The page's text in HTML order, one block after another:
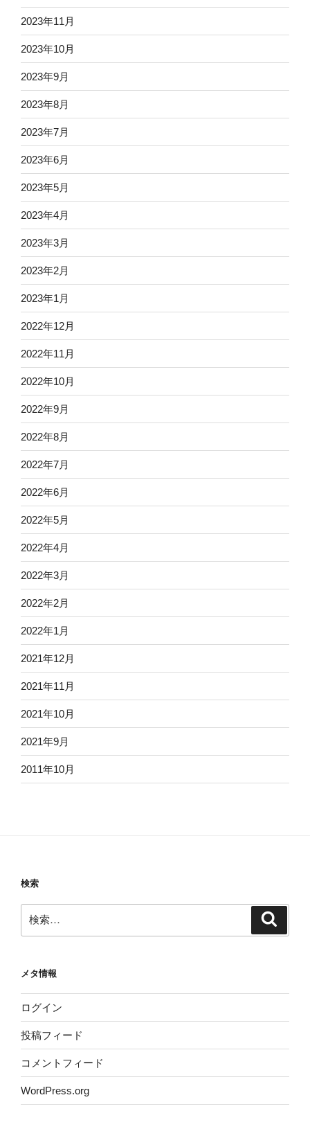
2023年11月
2023年10月
2023年9月
2023年8月
2023年7月
2023年6月
2023年5月
2023年4月
2023年3月
2023年2月
2023年1月
2022年12月
2022年11月
2022年10月
2022年9月
2022年8月
2022年7月
2022年6月
2022年5月
2022年4月
2022年3月
2022年2月
2022年1月
2021年12月
2021年11月
2021年10月
2021年9月
2011年10月
検索
索:
メタ情報
ログイン
投稿フィード
コメントフィード
WordPress.org